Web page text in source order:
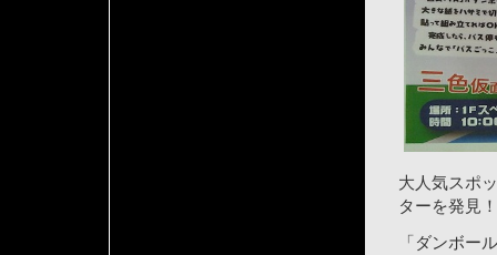
大人気スポ
ターを発見
「ダンボー